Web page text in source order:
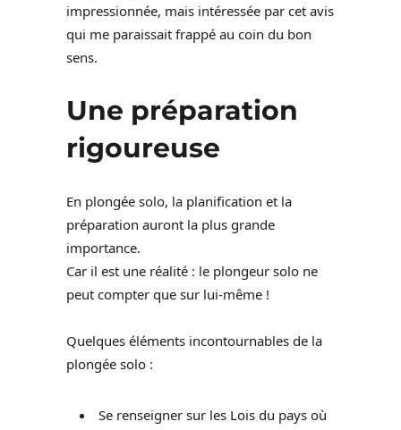
impressionnée, mais intéressée par cet avis
qui me paraissait frappé au coin du bon
sens.
Une préparation
rigoureuse
En plongée solo, la planification et la
préparation auront la plus grande
importance.
Car il est une réalité : le plongeur solo ne
peut compter que sur lui-même !
Quelques éléments incontournables de la
plongée solo :
Se renseigner sur les Lois du pays où